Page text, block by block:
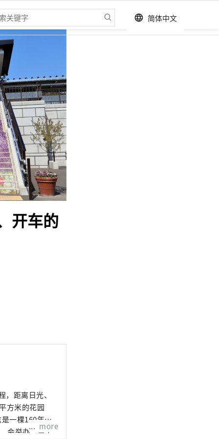
language 简体中文
开车的
距离日光、
方米的花园
一棵160年树
会举办“富士
more